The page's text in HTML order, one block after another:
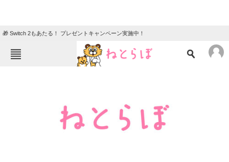
🎁 Switch 2もあたる！ プレゼントキャンペーン実施中！
クイズ
地域